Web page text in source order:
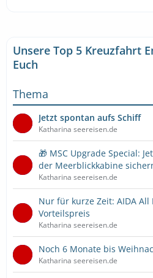
Unsere Top 5 Kreuzfahrt
Euch
Thema
Jetzt spontan aufs Schiff
Katharina seereisen.de
🎁 MSC Upgrade Special:
der Meerblickkabine
Katharina seereisen.de
Nur für kurze Zeit: AIDA All
Vorteilspreis
Katharina seereisen.de
Noch 6 Monate bis
Katharina seereisen.de